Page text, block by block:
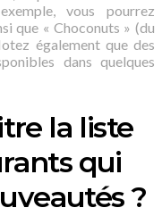
vous pourrez
que « Choconuts » (du
également que des
dans quelques
la liste
qui
?